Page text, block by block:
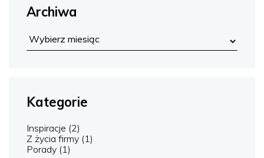
Archiwa
Kategorie
Inspiracje (2)
Z życia firmy (1)
Porady (1)